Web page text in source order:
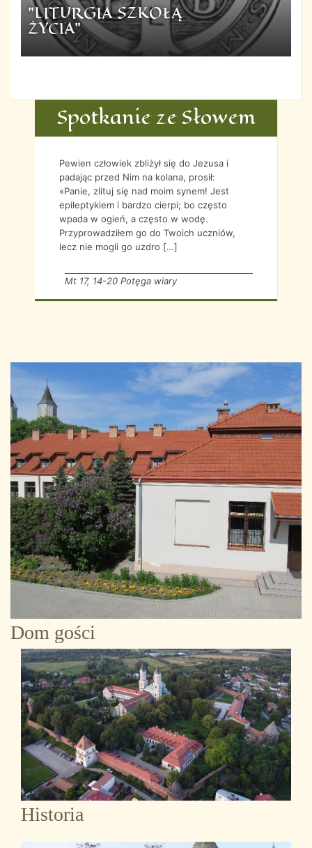
"LITURGIA SZKOŁĄ
ŻYCIA"
Spotkanie ze Słowem
Pewien człowiek zbliżył się do Jezusa i
padając przed Nim na kolana, prosił:
«Panie, zlituj się nad moim synem! Jest
epileptykiem i bardzo cierpi; bo często
wpada w ogień, a często w wodę.
Przyprowadziłem go do Twoich uczniów,
lecz nie mogli go uzdro […]
Mt 17, 14-20 Potęga wiary
Dom gości
Historia